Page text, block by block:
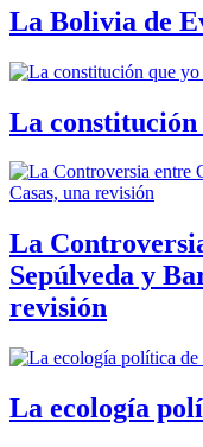
La Bolivia de
La
La
Sepúlveda y
revisión
La ecología